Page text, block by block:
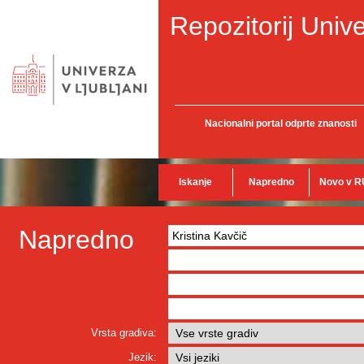
Repozitorij
Nacionalni portal odprte znanosti
Iskanje Napredno Novo v
Napredno
Vrsta gradiva:
Jezik: